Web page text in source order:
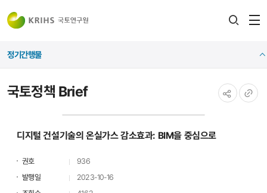
국토정책 Brief
정기간행물
디지털 건설기술의 온실가스 감소효과: BIM을 중심으로
권호
936
발행일
2023-10-16